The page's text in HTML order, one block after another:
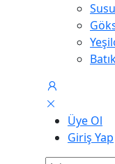
Üye Ol
Giriş Yap